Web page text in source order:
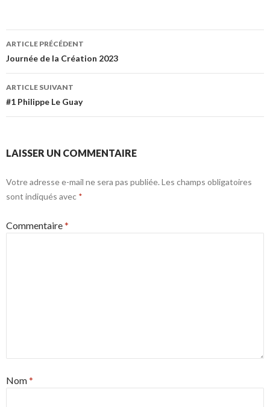
Navigation
des
articles
ARTICLE PRÉCÉDENT
Journée de la Création 2023
ARTICLE SUIVANT
#1 Philippe Le Guay
LAISSER UN COMMENTAIRE
Votre adresse e-mail ne sera pas publiée. Les champs obligatoires
sont indiqués avec *
Commentaire*
Nom*